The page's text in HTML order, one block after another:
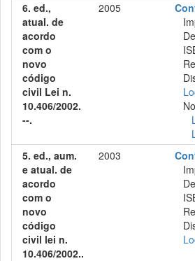
6. ed.,
atual. de
acordo
com o
novo
código
civil Lei n.
10.406/2002.
--.
2005
5. ed., aum.
e atual. de
acordo
com o
novo
código
civil lei n.
10.406/2002..
2003